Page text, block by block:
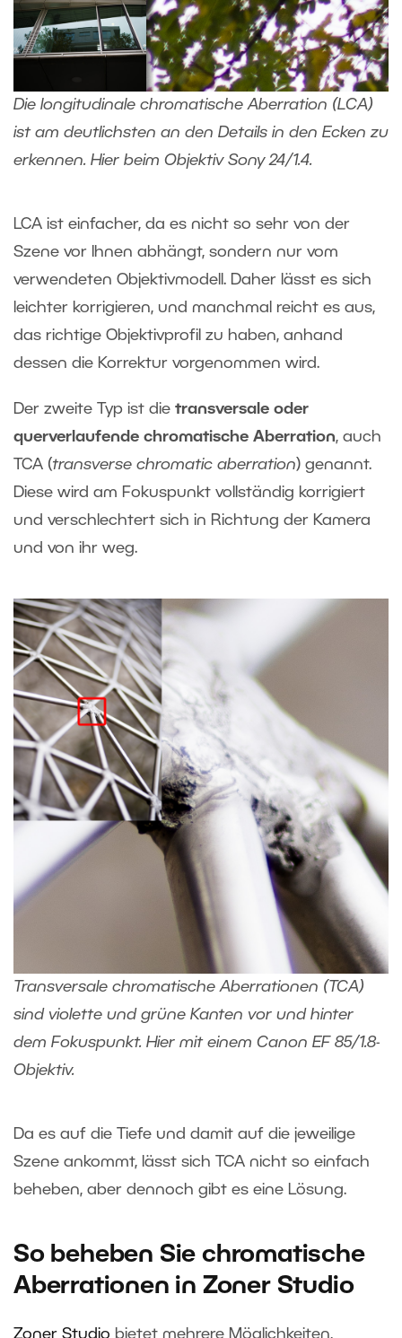
Die longitudinale chromatische Aberration (LCA)
ist am deutlichsten an den Details in den Ecken zu
erkennen. Hier beim Objektiv Sony 24/1.4.
LCA ist einfacher, da es nicht so sehr von der
Szene vor Ihnen abhängt, sondern nur vom
verwendeten Objektivmodell. Daher lässt es sich
leichter korrigieren, und manchmal reicht es aus,
das richtige Objektivprofil zu haben, anhand
dessen die Korrektur vorgenommen wird.
Der zweite Typ ist die transversale oder
querverlaufende chromatische Aberration, auch
TCA (transverse chromatic aberration) genannt.
Diese wird am Fokuspunkt vollständig korrigiert
und verschlechtert sich in Richtung der Kamera
und von ihr weg.
Transversale chromatische Aberrationen (TCA)
sind violette und grüne Kanten vor und hinter
dem Fokuspunkt. Hier mit einem Canon EF 85/1.8-
Objektiv.
Da es auf die Tiefe und damit auf die jeweilige
Szene ankommt, lässt sich TCA nicht so einfach
beheben, aber dennoch gibt es eine Lösung.
So beheben Sie chromatische
Aberrationen in Zoner Studio
Zoner Studio bietet mehrere Möglichkeiten,